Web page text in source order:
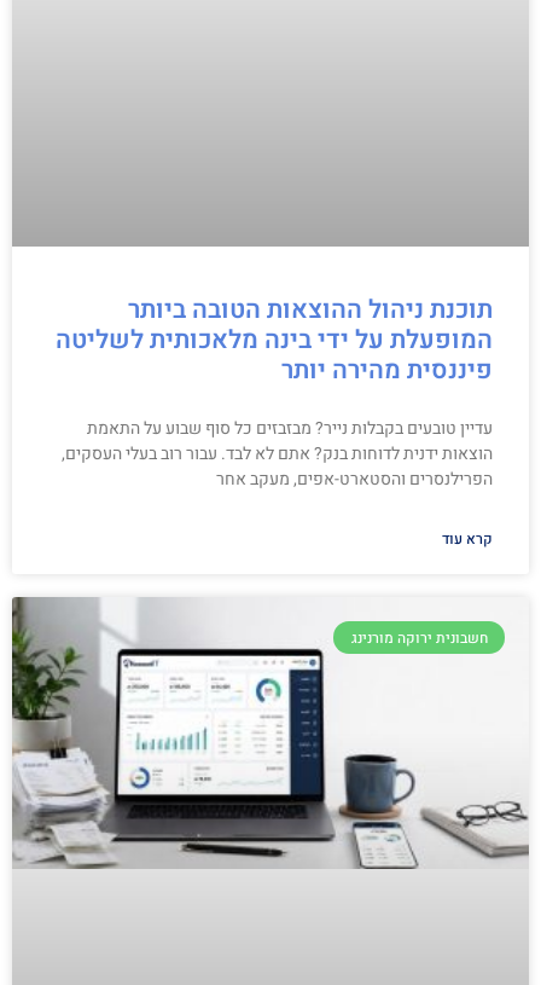
תוכנת ניהול ההוצאות הטובה ביותר
המופעלת על ידי בינה מלאכותית לשליטה
פיננסית מהירה יותר
עדיין טובעים בקבלות נייר? מבזבזים כל סוף שבוע על התאמת
הוצאות ידנית לדוחות בנק? אתם לא לבד. עבור רוב בעלי העסקים,
הפרילנסרים והסטארט-אפים, מעקב אחר
קרא עוד
חשבונית ירוקה מורנינג